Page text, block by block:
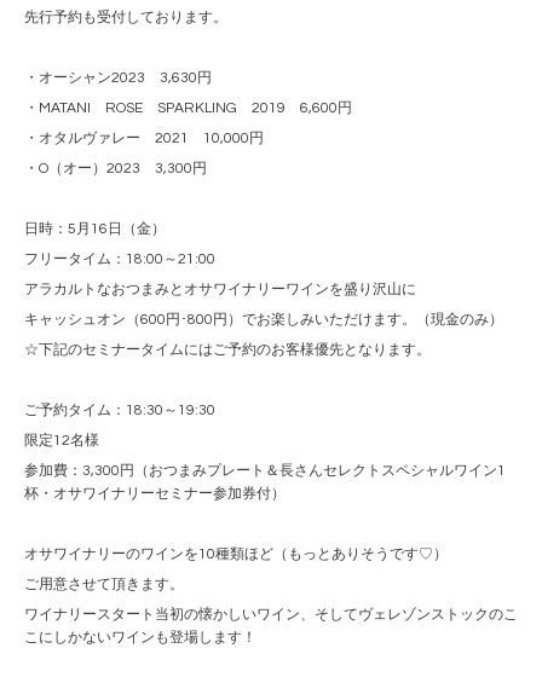
先行予約も受付しております。
・オーシャン2023 3,630円
・MATANI ROSE SPARKLING 2019 6,600円
・オタルヴァレー 2021 10,000円
・O（オー）2023 3,300円
日時：5月16日（金）
フリータイム：18:00～21:00
アラカルトなおつまみとオサワイナリーワインを盛り沢山に
キャッシュオン（600円･800円）でお楽しみいただけます。（現金のみ）
☆下記のセミナータイムにはご予約のお客様優先となります。
ご予約タイム：18:30～19:30
限定12名様
参加費：3,300円（おつまみプレート＆長さんセレクトスペシャルワイン1
杯・オサワイナリーセミナー参加券付）
オサワイナリーのワインを10種類ほど（もっとありそうです♡）
ご用意させて頂きます。
ワイナリースタート当初の懐かしいワイン、そしてヴェレゾンストックのこ
こにしかないワインも登場します！